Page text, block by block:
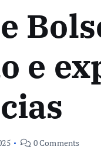
e
0 Comments